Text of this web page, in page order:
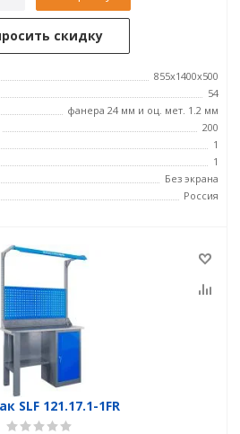
скидку
855x1400x500
54
фанера 24 мм и оц. мет. 1.2 мм
200
1
1
Без экрана
Россия
SLF 121.17.1-1FR